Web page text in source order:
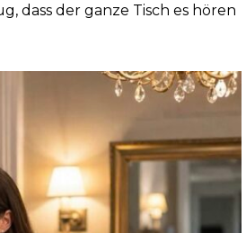
dass der ganze Tisch es hören